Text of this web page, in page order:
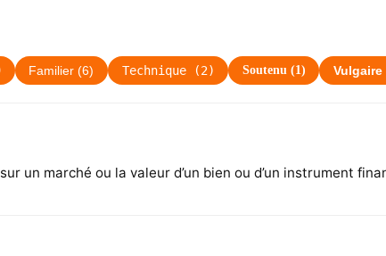
Familier (6) Technique(2) Soutenu(1) Vulgaire
un marché ou la valeur d’un bien ou d’un instrument